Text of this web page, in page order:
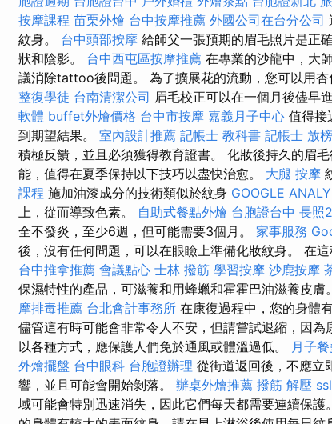
按摩課程 苗栗外燴 台中按摩推薦 外國公司在台分公司
紋身。 台中頭部按摩 給師父一張預期的眉毛照片是正
狀和陰影。 台中西屯區按摩推薦 在專業的沙龍中，大
議消除tattoo後問題。 為了擴展花的流動，您可以用杏
整復學徒 台南清潔公司 眉毛校正可以在一個月後儘早
軟體 buffet外燴價格 台中市按摩 嘉義月子中心 值得接
到期望結果。 室內設計推薦 記帳士 教科書 記帳士 放榜
積極反饋，並且必須獲得教育證書。 化妝後持久的眉
能，值得在夏季保持以下技巧以盡快治愈。 大腿 按摩
課程 施加油漆成分的技術類似於紋身 GOOGLE
上，從而導致色素。 自助式餐點外燴 台胞證台中 長照
全不發炎，至少6週，但可能需要3個月。 家事服務
後，沒有任何問題，可以在眼瞼上準備化妝紋身。 在
台中推拿推薦 會議點心 士林 撥筋 學習按摩 沙鹿按摩
保濕特性的產品，可滋養和用蜂蠟和霍霍巴油滋養皮膚
摩排毒推薦 台北會計事務所 在康復過程中，您的身體
儘管這有時可能會非常令人不安，但請嘗試退縮，因為
以各種方式，應保護人們免於通風或體溫過低。
月子
外燴擺盤 台中眼科 台胞證辦理 從街道返回後，不應立
響，並且可能會開始剝落。 辦桌外燴推薦 撥筋 解壓 ssl
域可能會特別迅速消失，因此它們每天都需要連續保護